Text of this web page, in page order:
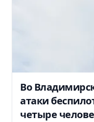
Во
атаки
четыре